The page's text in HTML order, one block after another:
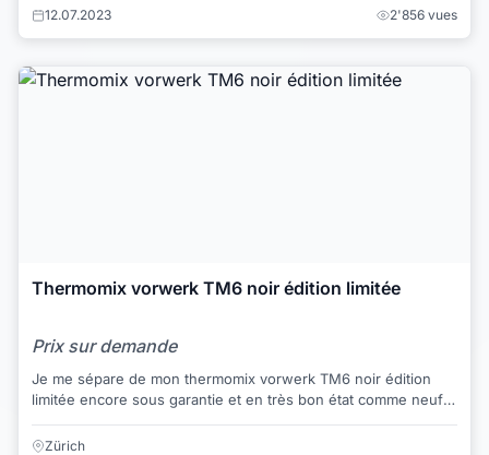
12.07.2023
2'856 vues
Thermomix vorwerk TM6 noir édition limitée
Prix sur demande
Je me sépare de mon thermomix vorwerk TM6 noir édition
limitée encore sous garantie et en très bon état comme neuf.
Entièrement opérationnel et fonct...
Zürich